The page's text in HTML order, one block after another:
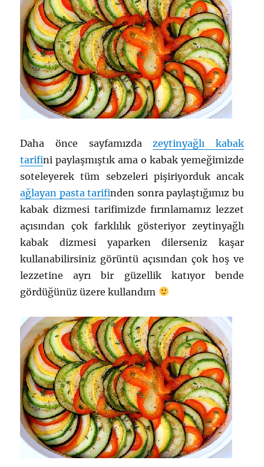
Daha önce sayfamızda zeytinyağlı kabak
tarifini paylaşmıştık ama o kabak yemeğimizde
soteleyerek tüm sebzeleri pişiriyorduk ancak
ağlayan pasta tarifinden sonra paylaştığımız bu
kabak dizmesi tarifimizde fırınlamamız lezzet
açısından çok farklılık gösteriyor zeytinyağlı
kabak dizmesi yaparken dilerseniz kaşar
kullanabilirsiniz görüntü açısından çok hoş ve
lezzetine ayrı bir güzellik katıyor bende
gördüğünüz üzere kullandım